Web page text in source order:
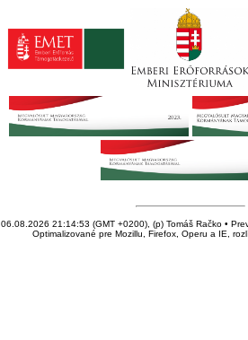
06.08.2026 21:14:53 (GMT +0200), (p) Tomáš Račko •
Optimalizované pre Mozillu, Firefox, Operu a IE,